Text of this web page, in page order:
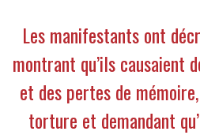
Les manifestants ont
montrant qu’ils causaient
et des pertes de
torture et demandant